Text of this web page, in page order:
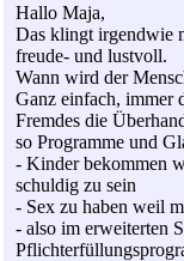
Hallo Maja,
Das klingt irgendwie
freude- und lustvoll.
Wann wird der
Ganz einfach, immer
Fremdes die
so Programme und
- Kinder bekommen
schuldig zu sein
- Sex zu haben weil
- also im erweiterten